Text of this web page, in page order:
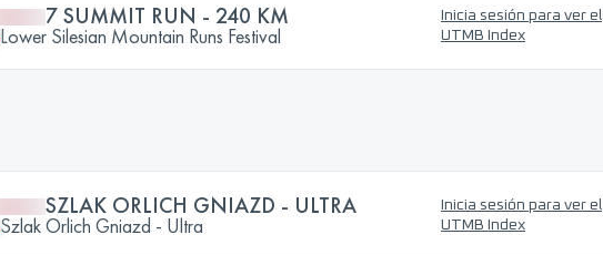
7 SUMMIT RUN - 240 KM
Lower Silesian Mountain Runs Festival
Inicia sesión para ver el
UTMB Index
SZLAK ORLICH GNIAZD - ULTRA
Szlak Orlich Gniazd - Ultra
Inicia sesión para ver el
UTMB Index